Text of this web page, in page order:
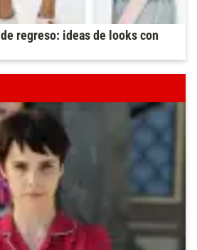
regreso: ideas de looks con